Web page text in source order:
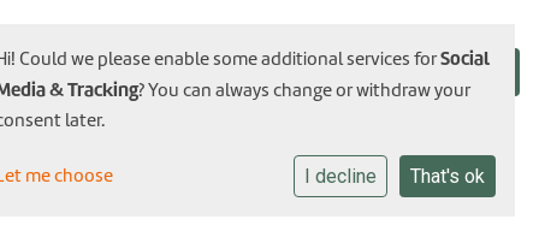
Could we please enable some additional services forSocial
& Tracking? You can always change or withdraw your
later.
me choose I decline That's ok